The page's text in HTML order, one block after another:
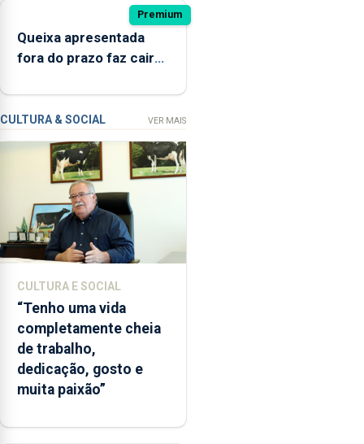
estado
interditada
microbiológica”,
pela
terceira
desde
o
início
da
época
balnear
Premium
Queixa apresentada
fora do prazo faz cair
violação
CULTURA & SOCIAL VER MAIS
CULTURA E SOCIAL
“Tenho uma vida
completamente cheia
de trabalho,
dedicação, gosto e
muita paixão”